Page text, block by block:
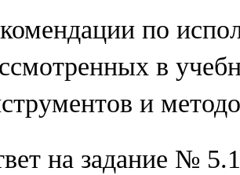
по
в
и
на задание № 5.1